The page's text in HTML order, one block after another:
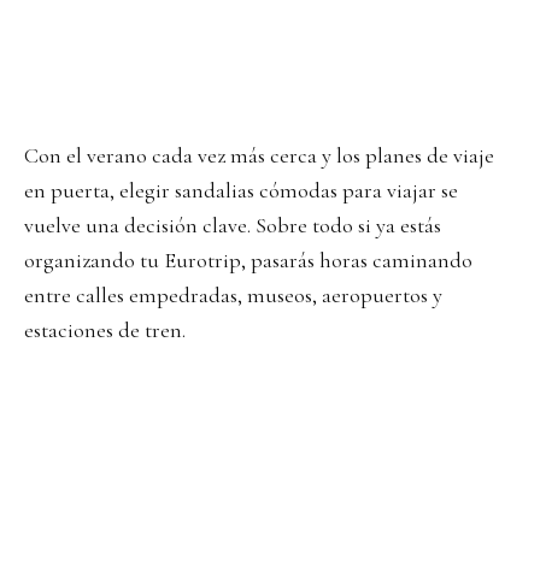
Con el verano cada vez más cerca y los planes de viaje
en puerta, elegir sandalias cómodas para viajar se
vuelve una decisión clave. Sobre todo si ya estás
organizando tu Eurotrip, pasarás horas caminando
entre calles empedradas, museos, aeropuertos y
estaciones de tren.